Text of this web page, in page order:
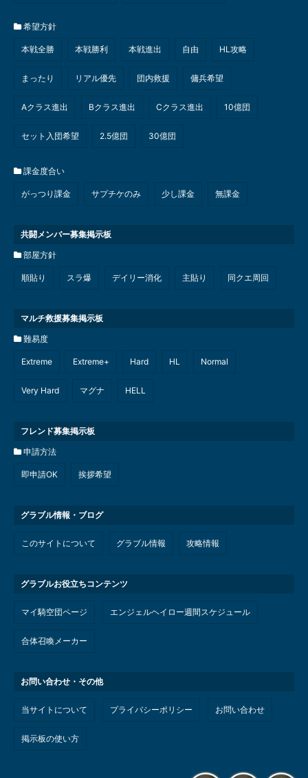
希望方針
本戦全勝 本戦勝利 本戦進出 自由 HL攻略
まったり リアル優先 団内救援 傭兵希望
Aクラス進出 Bクラス進出 Cクラス進出 10億団
セット入団希望 2.5億団 30億団
課金度合い
がっつり課金 サプチケのみ 少し課金 無課金
共闘メンバー募集掲示板
部屋方針
順貼り スラ爆 デイリー消化 主貼り 同クエ周回
マルチ救援募集掲示板
難易度
Extreme Extreme+ Hard HL Normal
Very Hard マグナ HELL
フレンド募集掲示板
申請方法
即申請OK 挨拶希望
グラブル情報・ブログ
このサイトについて グラブル情報 攻略情報
グラブルお役立ちコンテンツ
マイ騎空団ページ エンジェルヘイロー週間スケジュール
合体召喚メーカー
お問い合わせ・その他
当サイトについて プライバシーポリシー お問い合わせ
掲示板の使い方